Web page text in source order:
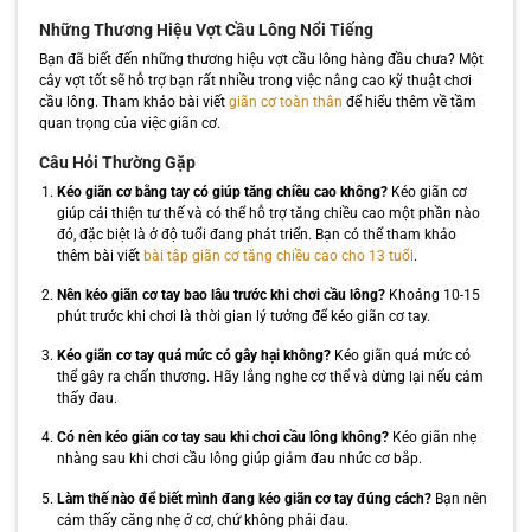
Những Thương Hiệu Vợt Cầu Lông Nổi Tiếng
Bạn đã biết đến những thương hiệu vợt cầu lông hàng đầu chưa? Một
cây vợt tốt sẽ hỗ trợ bạn rất nhiều trong việc nâng cao kỹ thuật chơi
cầu lông. Tham khảo bài viết giãn cơ toàn thân để hiểu thêm về tầm
quan trọng của việc giãn cơ.
Câu Hỏi Thường Gặp
Kéo giãn cơ bằng tay có giúp tăng chiều cao không?Kéo giãn cơ
giúp cải thiện tư thế và có thể hỗ trợ tăng chiều cao một phần nào
đó, đặc biệt là ở độ tuổi đang phát triển. Bạn có thể tham khảo
thêm bài viết bài tập giãn cơ tăng chiều cao cho 13 tuổi.
Nên kéo giãn cơ tay bao lâu trước khi chơi cầu lông?Khoảng 10-15
phút trước khi chơi là thời gian lý tưởng để kéo giãn cơ tay.
Kéo giãn cơ tay quá mức có gây hại không?Kéo giãn quá mức có
thể gây ra chấn thương. Hãy lắng nghe cơ thể và dừng lại nếu cảm
thấy đau.
Có nên kéo giãn cơ tay sau khi chơi cầu lông không?Kéo giãn nhẹ
nhàng sau khi chơi cầu lông giúp giảm đau nhức cơ bắp.
Làm thế nào để biết mình đang kéo giãn cơ tay đúng cách?Bạn nên
cảm thấy căng nhẹ ở cơ, chứ không phải đau.